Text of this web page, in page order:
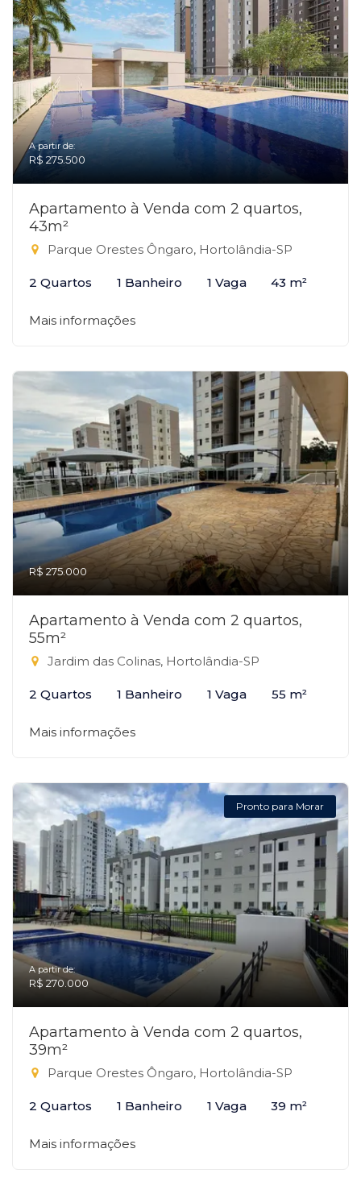
A partir de:
R$ 275.500
Apartamento à Venda com 2 quartos,
43m²
Parque Orestes Ôngaro, Hortolândia-SP
2 Quartos 1 Banheiro 1 Vaga 43 m²
Mais informações
R$ 275.000
Apartamento à Venda com 2 quartos,
55m²
Jardim das Colinas, Hortolândia-SP
2 Quartos 1 Banheiro 1 Vaga 55 m²
Mais informações
Pronto para Morar
A partir de:
R$ 270.000
Apartamento à Venda com 2 quartos,
39m²
Parque Orestes Ôngaro, Hortolândia-SP
2 Quartos 1 Banheiro 1 Vaga 39 m²
Mais informações